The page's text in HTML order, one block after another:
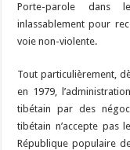
Porte-parole dans
inlassablement pour
voie non-violente.
Tout particulièrement,
en 1979,
tibétain par des
tibétain n’accepte pas
République populaire